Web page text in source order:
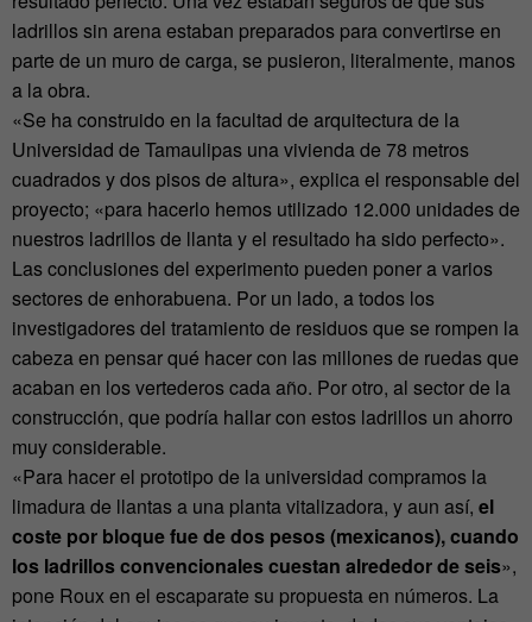
ladrillos sin arena estaban preparados para convertirse en
parte de un muro de carga, se pusieron, literalmente, manos
a la obra.
«Se ha construido en la facultad de arquitectura de la
Universidad de Tamaulipas una vivienda de 78 metros
cuadrados y dos pisos de altura», explica el responsable del
proyecto; «para hacerlo hemos utilizado 12.000 unidades de
nuestros ladrillos de llanta y el resultado ha sido perfecto».
Las conclusiones del experimento pueden poner a varios
sectores de enhorabuena. Por un lado, a todos los
investigadores del tratamiento de residuos que se rompen la
cabeza en pensar qué hacer con las millones de ruedas que
acaban en los vertederos cada año. Por otro, al sector de la
construcción, que podría hallar con estos ladrillos un ahorro
muy considerable.
«Para hacer el prototipo de la universidad compramos la
limadura de llantas a una planta vitalizadora, y aun así, el
coste por bloque fue de dos pesos (mexicanos), cuando
los ladrillos convencionales cuestan alrededor de seis»,
pone Roux en el escaparate su propuesta en números. La